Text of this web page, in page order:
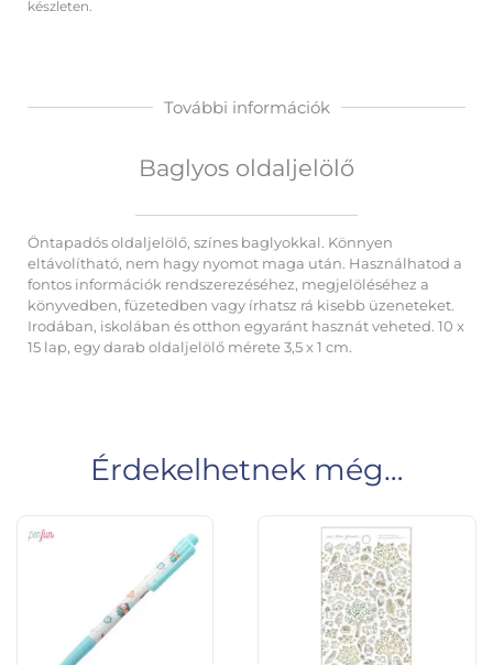
készleten.
További információk
Baglyos oldaljelölő
Öntapadós oldaljelölő, színes baglyokkal. Könnyen
eltávolítható, nem hagy nyomot maga után. Használhatod a
fontos információk rendszerezéséhez, megjelöléséhez a
könyvedben, füzetedben vagy írhatsz rá kisebb üzeneteket.
Irodában, iskolában és otthon egyaránt hasznát veheted. 10 x
15 lap, egy darab oldaljelölő mérete 3,5 x 1 cm.
Érdekelhetnek még…